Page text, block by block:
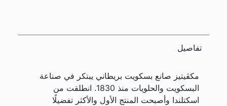
تفاصيل
مكڤيتيز صانع بسكويت بريطاني يبتكر في صناعة
البسكويت والحلويات منذ 1830. انطلقت من
اسكتلندا وأصبحت المنتج الأول والأكثر تفضيلًا